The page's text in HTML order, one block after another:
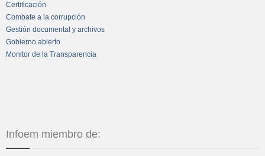
Certificación
Combate a la corrupción
Gestión documental y archivos
Gobierno abierto
Monitor de la Transparencia
Infoem miembro de: